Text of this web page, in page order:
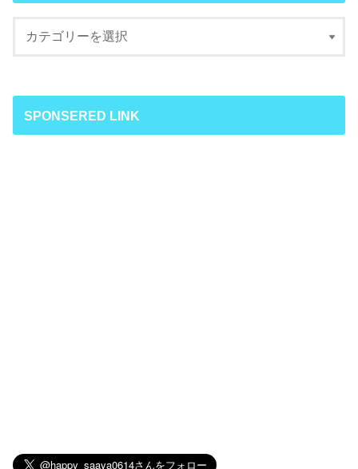
SPONSERED LINK